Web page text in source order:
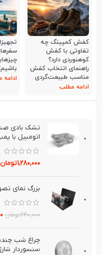
کفش کمپینگ چه
تفاوتی با کفش
کوهنوردی دارد؟
راهنمای انتخاب کفش
مناسب طبیعت‌گردی
ادامه مطلب
تشك بادي
اتومبيل با
۱,۲۸۰,۰۰۰تومان
بزرگ نماي
۲۴۰,۰۰۰تومان
چراغ شب
سنسوردار